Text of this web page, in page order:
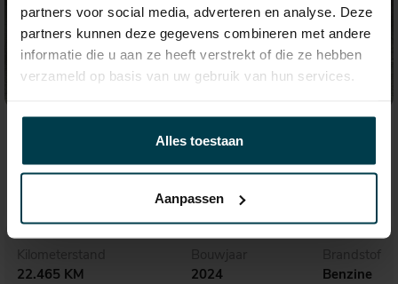
partners voor social media, adverteren en analyse. Deze
partners kunnen deze gegevens combineren met andere
informatie die u aan ze heeft verstrekt of die ze hebben
verzameld op basis van uw gebruik van hun services.
Alles toestaan
Aanpassen
Audi A3
Kilometerstand
22.465 KM
Bouwjaar
2024
Brandstof
Benzine